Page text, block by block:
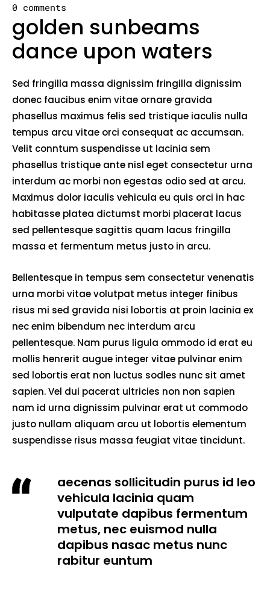
0 comments
golden sunbeams
dance upon waters
Sed fringilla massa dignissim fringilla dignissim
donec faucibus enim vitae ornare gravida
phasellus maximus felis sed tristique iaculis nulla
tempus arcu vitae orci consequat ac accumsan.
Velit conntum suspendisse ut lacinia sem
phasellus tristique ante nisl eget consectetur urna
interdum ac morbi non egestas odio sed at arcu.
Maximus dolor iaculis vehicula eu quis orci in hac
habitasse platea dictumst morbi placerat lacus
sed pellentesque sagittis quam lacus fringilla
massa et fermentum metus justo in arcu.
Bellentesque in tempus sem consectetur venenatis
urna morbi vitae volutpat metus integer finibus
risus mi sed gravida nisi lobortis at proin lacinia ex
nec enim bibendum nec interdum arcu
pellentesque. Nam purus ligula ommodo id erat eu
mollis henrerit augue integer vitae pulvinar enim
sed lobortis erat non luctus sodles nunc sit amet
sapien. Vel dui pacerat ultricies non non sapien
nam id urna dignissim pulvinar erat ut commodo
justo nullam aliquam arcu ut lobortis elementum
suspendisse risus massa feugiat vitae tincidunt.
aecenas sollicitudin purus id leo
vehicula lacinia quam
vulputate dapibus fermentum
metus, nec euismod nulla
dapibus nasac metus nunc
rabitur euntum